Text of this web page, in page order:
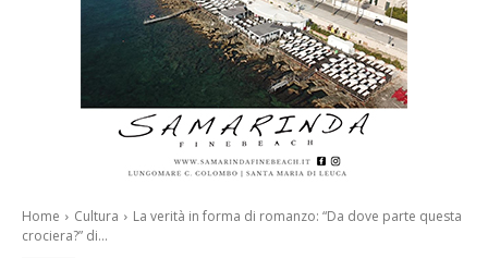
Home Cultura
La verità in forma di romanzo: “Da dove parte questa
crociera?” di...